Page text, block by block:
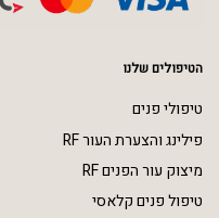
הטיפולים שלנו
טיפולי פנים
פילינג והצערת העור RF
מיצוק עור הפנים RF
טיפול פנים קלאסי